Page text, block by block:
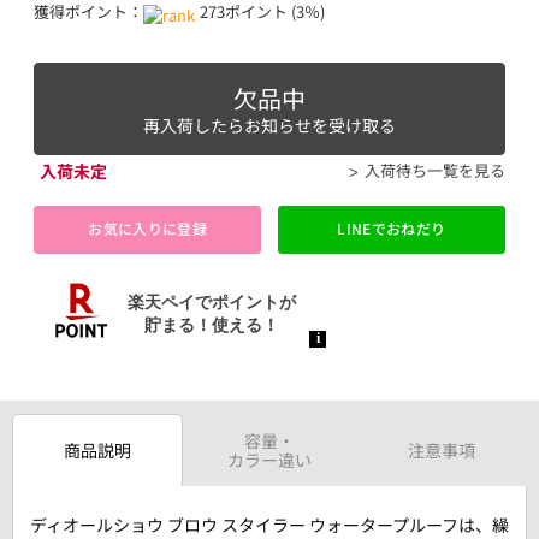
獲得ポイント： 273ポイント (3％)
欠品中
再入荷したらお知らせを受け取る
入荷未定
入荷待ち一覧を見る
お気に入りに登録 LINEでおねだり
商品説明
容量・
カラー違い
注意事項
ディオールショウ ブロウ スタイラー ウォータープルーフは、繰